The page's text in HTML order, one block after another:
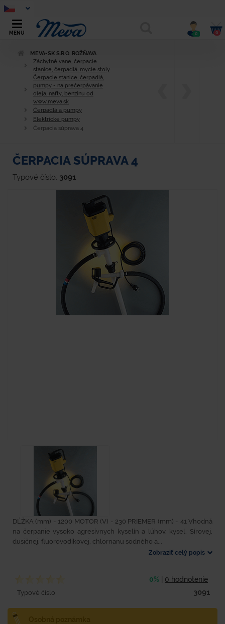
MENU 0 0
MEVA-SK S.R.O. ROŽŇAVA
Záchytné vane, čerpacie
stanice, čerpadlá, mycie stoly
Čerpacie stanice, čerpadlá,
pumpy - na prečerpávanie
oleja, nafty, benzínu od
www.meva.sk
Čerpadlá a pumpy
Elektrické pumpy
Čerpacia súprava 4
ČERPACIA SÚPRAVA 4
Typové číslo: 3091
DĹŽKA (mm) - 1200 MOTOR (V) - 230 PRIEMER (mm) - 41 Vhodná
na čerpanie vysoko agresívnych kyselín a lúhov, kysel. Sírovej,
dusičnej, fluorovodíkovej, chlornanu sodného a...
Zobraziť celý popis
0% 0 hodnotenie
Typové číslo 3091